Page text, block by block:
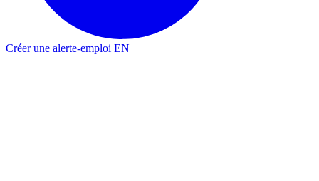
Créer une alerte-emploi EN